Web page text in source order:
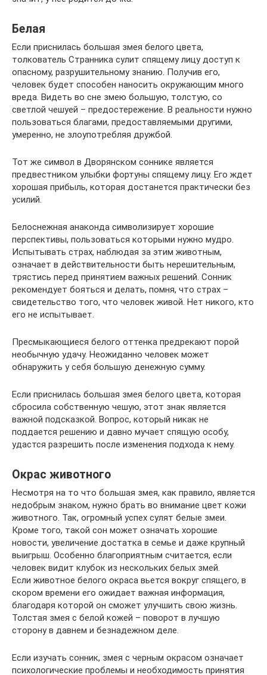
Белая
Если приснилась большая змея белого цвета,
толкователь Странника сулит спящему лицу доступ к
опасному, разрушительному знанию. Получив его,
человек будет способен наносить окружающим много
вреда. Видеть во сне змею большую, толстую, со
светлой чешуей – предостережение. В реальности нужно
пользоваться благами, предоставляемыми другими,
умеренно, не злоупотребляя дружбой.
Тот же символ в Дворянском соннике является
предвестником улыбки фортуны спящему лицу. Его ждет
хорошая прибыль, которая достанется практически без
усилий.
Белоснежная анаконда символизирует хорошие
перспективы, пользоваться которыми нужно мудро.
Испытывать страх, наблюдая за этим животным,
означает в действительности быть нерешительным,
трястись перед принятием важных решений. Сонник
рекомендует бояться и делать, помня, что страх –
свидетельство того, что человек живой. Нет никого, кто
его не испытывает.
Пресмыкающиеся белого оттенка предрекают порой
необычную удачу. Неожиданно человек может
обнаружить у себя большую денежную сумму.
Если приснилась большая змея белого цвета, которая
сбросила собственную чешую, этот знак является
важной подсказкой. Вопрос, который никак не
поддается решению и давно мучает спящую особу,
удастся разрешить после изменения подхода к нему.
Окрас животного
Несмотря на то что большая змея, как правило, является
недобрым знаком, нужно брать во внимание цвет кожи
животного. Так, огромный успех сулят белые змеи.
Кроме того, такой сон может означать хорошие
новости, увеличение достатка в семье и даже крупный
выигрыш. Особенно благоприятным считается, если
человек видит клубок из нескольких белых змей.
Если животное белого окраса вьется вокруг спящего, в
скором времени его ожидает важная информация,
благодаря которой он сможет улучшить свою жизнь.
Толстая змея с белой кожей – поворот в лучшую
сторону в давнем и безнадежном деле.
Если изучать сонник, змея с черным окрасом означает
психологические проблемы и необходимость принятия